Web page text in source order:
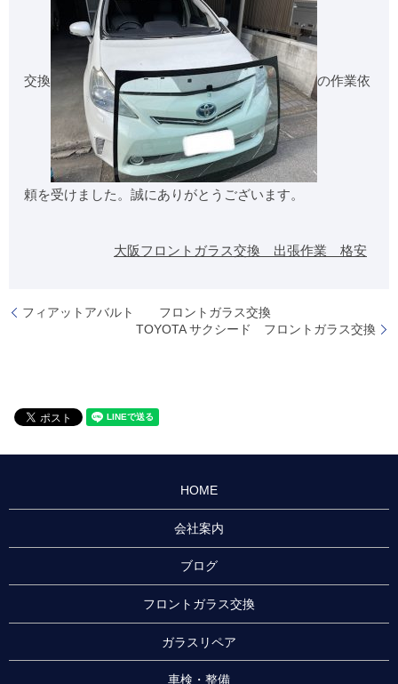
交換 の作業依
頼を受けました。誠にありがとうございます。
大阪フロントガラス交換 出張作業 格安
フィアットアバルト フロントガラス交換
TOYOTA サクシード フロントガラス交換
HOME
会社案内
ブログ
フロントガラス交換
ガラスリペア
車検・整備